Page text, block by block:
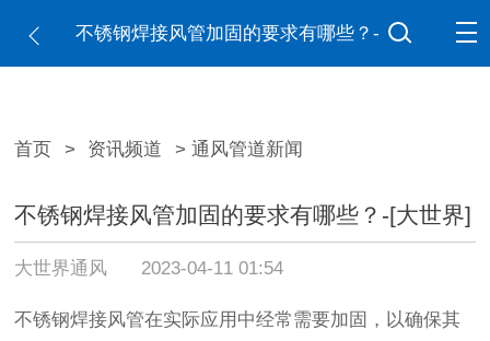
不锈钢焊接风管加固的要求有哪些？-
首页 > 资讯频道 > 通风管道新闻
不锈钢焊接风管加固的要求有哪些？-[大世界]
大世界通风 2023-04-11 01:54
不锈钢焊接风管在实际应用中经常需要加固，以确保其